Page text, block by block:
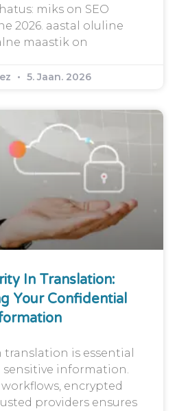
miks on SEO
2026. aastal oluline
maastik on
5. Jaan. 2026
In Translation:
Your Confidential
translation is essential
information.
encrypted
providers ensures